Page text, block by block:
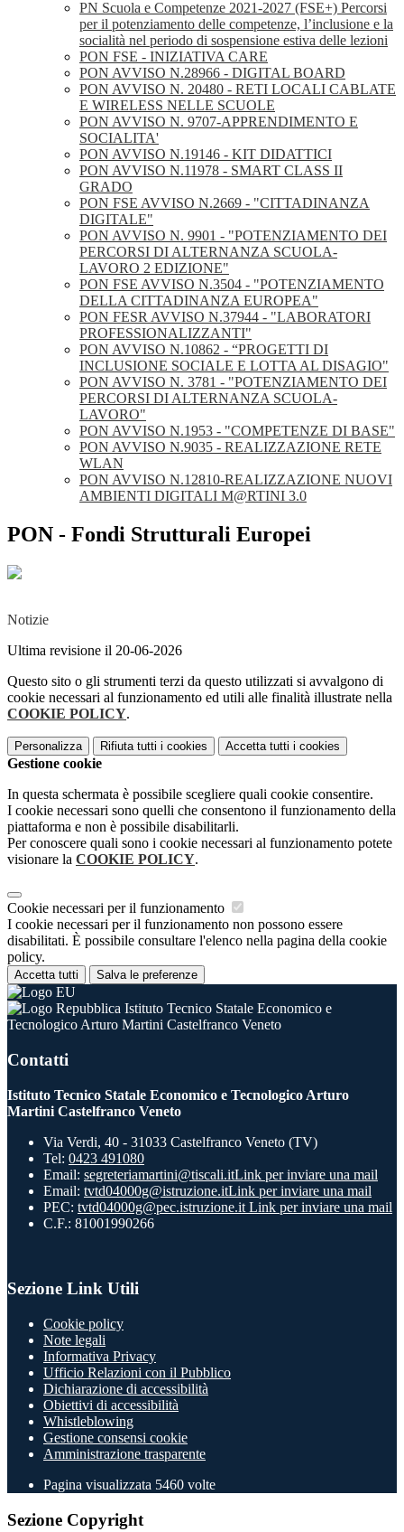
PN Scuola e Competenze 2021-2027 (FSE+) Percorsi
per il potenziamento delle competenze, l’inclusione e la
socialità nel periodo di sospensione estiva delle lezioni
PON FSE - INIZIATIVA CARE
PON AVVISO N.28966 - DIGITAL BOARD
PON AVVISO N. 20480 - RETI LOCALI CABLATE
E WIRELESS NELLE SCUOLE
PON AVVISO N. 9707-APPRENDIMENTO E
SOCIALITA'
PON AVVISO N.19146 - KIT DIDATTICI
PON AVVISO N.11978 - SMART CLASS II
GRADO
PON FSE AVVISO N.2669 - "CITTADINANZA
DIGITALE"
PON AVVISO N. 9901 - "POTENZIAMENTO DEI
PERCORSI DI ALTERNANZA SCUOLA-
LAVORO 2 EDIZIONE"
PON FSE AVVISO N.3504 - "POTENZIAMENTO
DELLA CITTADINANZA EUROPEA"
PON FESR AVVISO N.37944 - "LABORATORI
PROFESSIONALIZZANTI"
PON AVVISO N.10862 - “PROGETTI DI
INCLUSIONE SOCIALE E LOTTA AL DISAGIO"
PON AVVISO N. 3781 - "POTENZIAMENTO DEI
PERCORSI DI ALTERNANZA SCUOLA-
LAVORO"
PON AVVISO N.1953 - "COMPETENZE DI BASE"
PON AVVISO N.9035 - REALIZZAZIONE RETE
WLAN
PON AVVISO N.12810-REALIZZAZIONE NUOVI
AMBIENTI DIGITALI M@RTINI 3.0
PON - Fondi Strutturali Europei
Notizie
Ultima revisione il 20-06-2026
Questo sito o gli strumenti terzi da questo utilizzati si avvalgono di
cookie necessari al funzionamento ed utili alle finalità illustrate nella
COOKIE POLICY.
Personalizza Rifiuta tutti i cookies Accetta tutti i cookies
Gestione cookie
In questa schermata è possibile scegliere quali cookie consentire.
I cookie necessari sono quelli che consentono il funzionamento della
piattaforma e non è possibile disabilitarli.
Per conoscere quali sono i cookie necessari al funzionamento potete
visionare la COOKIE POLICY.
Cookie necessari per il funzionamento
I cookie necessari per il funzionamento non possono essere
disabilitati. È possibile consultare l'elenco nella pagina della cookie
policy.
Accetta tutti Salva le preferenze
Istituto Tecnico Statale Economico e
Tecnologico Arturo Martini Castelfranco Veneto
Contatti
Istituto Tecnico Statale Economico e Tecnologico Arturo
Martini Castelfranco Veneto
Via Verdi, 40 - 31033 Castelfranco Veneto (TV)
Tel: 0423 491080
Email: segreteriamartini@tiscali.itLink per inviare una mail
Email: tvtd04000g@istruzione.itLink per inviare una mail
PEC: tvtd04000g@pec.istruzione.it Link per inviare una mail
C.F.: 81001990266
Sezione Link Utili
Cookie policy
Note legali
Informativa Privacy
Ufficio Relazioni con il Pubblico
Dichiarazione di accessibilità
Obiettivi di accessibilità
Whistleblowing
Gestione consensi cookie
Amministrazione trasparente
Pagina visualizzata 5460 volte
Sezione Copyright